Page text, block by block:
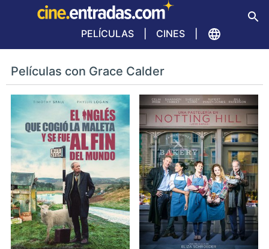
PELÍCULAS CINES
Películas con Grace Calder